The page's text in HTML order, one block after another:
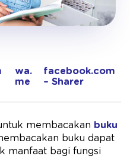
wa.
me
facebook.com
– Sharer
membacakan buku
buku dapat
manfaat bagi fungsi